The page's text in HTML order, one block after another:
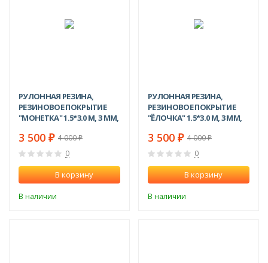
РУЛОННАЯ РЕЗИНА,
РЕЗИНОВОЕ ПОКРЫТИЕ
"МОНЕТКА" 1.5*3.0 М, 3 ММ,
3 500 ₽ 4 000₽
0
В корзину
В наличии
РУЛОННАЯ РЕЗИНА,
РЕЗИНОВОЕ ПОКРЫТИЕ
"ЁЛОЧКА" 1.5*3.0 М, 3 ММ,
3 500 ₽ 4 000₽
0
В корзину
В наличии